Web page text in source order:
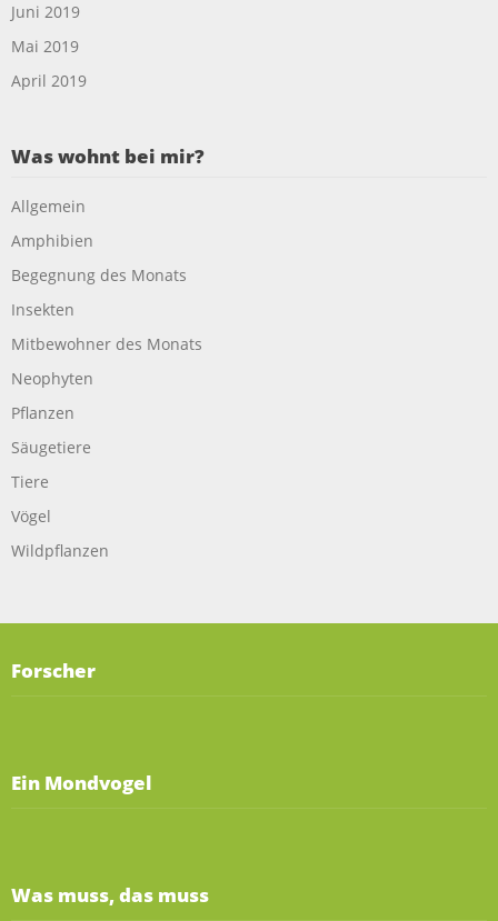
Juni 2019
Mai 2019
April 2019
Was wohnt bei mir?
Allgemein
Amphibien
Begegnung des Monats
Insekten
Mitbewohner des Monats
Neophyten
Pflanzen
Säugetiere
Tiere
Vögel
Wildpflanzen
Forscher
Ein Mondvogel
Was muss, das muss